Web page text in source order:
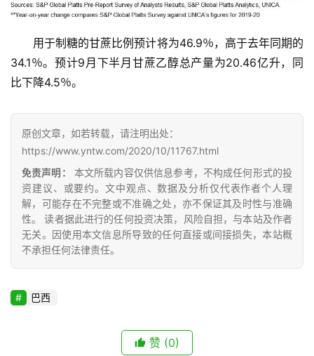
页
云
糖
公
众
号
现
货
报
价
专
用于制糖的甘蔗比例预计将为46.9％，高于去年同期的
34.1％。预计9月下半月甘蔗乙醇总产量为20.46亿升，同
比下降4.5％。
原创文章，如若转载，请注明出处：
https://www.yntw.com/2020/10/11767.html
免责声明：
本文所载内容仅供信息参考，不构成任何形式的投
资建议、或要约。文中观点、数据及分析仅代表作者个人理
解，可能存在不完整或不准确之处，亦不保证其及时性与准确
性。 读者据此进行的任何投资决策，风险自担，与本站及作者
无关。因使用本文信息所导致的任何直接或间接损失，本站概
不承担任何法律责任。
巴西
赞 (0)